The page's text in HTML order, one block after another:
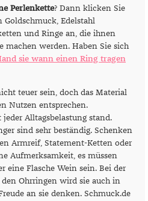
Perlenkette? Dann klicken Sie
Edelstahl
und Ringe an, die ihnen
machen werden. Haben Sie sich
sie wann einen Ring tragen
teuer sein, doch das Material
Nutzen entsprechen.
Alltagsbelastung stand.
sind sehr beständig. Schenken
Armreif, Statement-Ketten oder
Aufmerksamkeit, es müssen
eine Flasche Wein sein. Bei der
Ohrringen wird sie auch in
an sie denken. Schmuck.de